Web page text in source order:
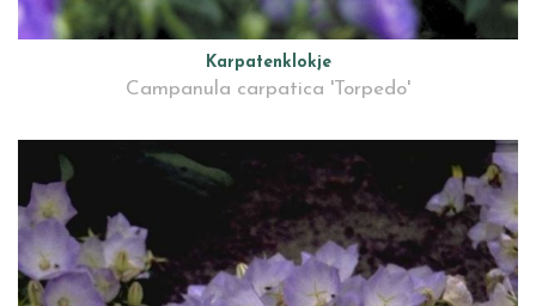
Karpatenklokje
Campanula carpatica 'Torpedo'